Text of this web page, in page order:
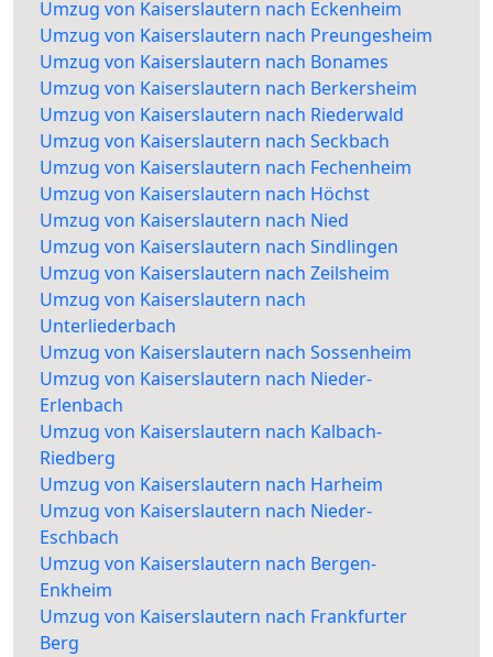
Umzug von Kaiserslautern nach Eckenheim
Umzug von Kaiserslautern nach Preungesheim
Umzug von Kaiserslautern nach Bonames
Umzug von Kaiserslautern nach Berkersheim
Umzug von Kaiserslautern nach Riederwald
Umzug von Kaiserslautern nach Seckbach
Umzug von Kaiserslautern nach Fechenheim
Umzug von Kaiserslautern nach Höchst
Umzug von Kaiserslautern nach Nied
Umzug von Kaiserslautern nach Sindlingen
Umzug von Kaiserslautern nach Zeilsheim
Umzug von Kaiserslautern nach
Unterliederbach
Umzug von Kaiserslautern nach Sossenheim
Umzug von Kaiserslautern nach Nieder-
Erlenbach
Umzug von Kaiserslautern nach Kalbach-
Riedberg
Umzug von Kaiserslautern nach Harheim
Umzug von Kaiserslautern nach Nieder-
Eschbach
Umzug von Kaiserslautern nach Bergen-
Enkheim
Umzug von Kaiserslautern nach Frankfurter
Berg